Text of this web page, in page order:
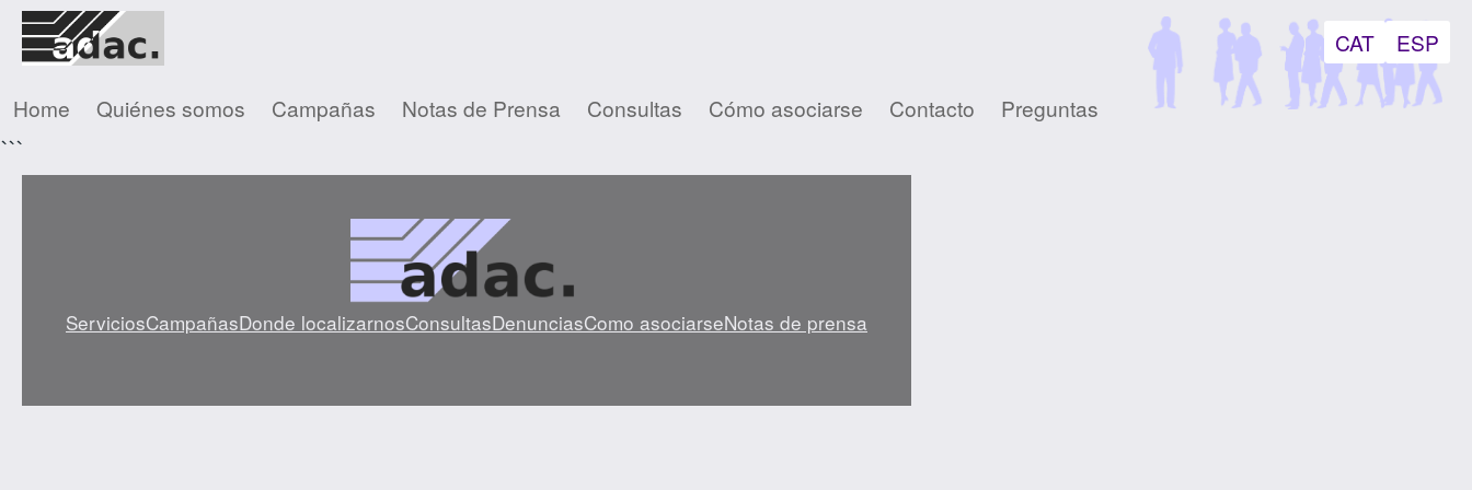
CAT ESP
Home Quiénes somos Campañas Notas de Prensa Consultas Cómo asociarse Contacto Preguntas
```
ServiciosCampañasDonde localizarnosConsultasDenunciasComo asociarseNotas de prensa